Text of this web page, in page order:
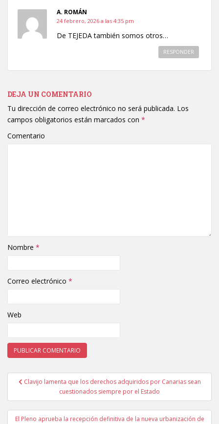
A. ROMÁN
24 febrero, 2026 a las 4:35 pm
De TEJEDA también somos otros…
RESPONDER
DEJA UN COMENTARIO
Tu dirección de correo electrónico no será publicada. Los
campos obligatorios están marcados con *
Comentario
Nombre *
Correo electrónico *
Web
Navegación de entradas
Clavijo lamenta que los derechos adquiridos por Canarias sean
cuestionados siempre por el Estado
El Pleno aprueba la recepción definitiva de la nueva urbanización de